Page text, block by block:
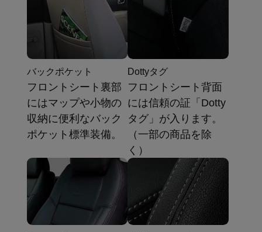
バックポケット
フロントシート裏部
にはマップや小物の
収納に便利なバック
ポケット標準装備。
Dottyタグ
フロントシート背面
には信頼の証「Dotty
タグ」が入ります。
（一部の商品を除
く）